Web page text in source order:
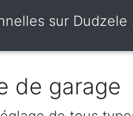
sur Dudzele
de garage